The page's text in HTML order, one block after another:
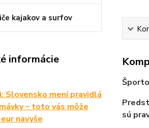
kajakov a surfov
informácie
Slovensko mení pravidlá
– toto vás môže
navyše
sú